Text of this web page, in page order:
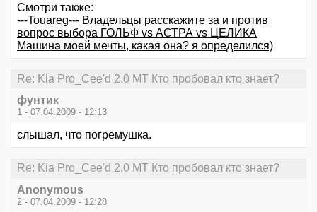
Смотри также:
---Touareg--- Владельцы расскажите за и против
вопрос выбора ГОЛЬФ vs АСТРА vs ЦЕЛИКА
Машина моей мечты, какая она? я определился)
Re: Kia Pro_Cee'd 2.0 MT Кто пробовал кто знает?
фунтик
1 - 07.04.2009 - 12:13
слышал, что погремушка.
Re: Kia Pro_Cee'd 2.0 MT Кто пробовал кто знает?
Anonymous
2 - 07.04.2009 - 12:28